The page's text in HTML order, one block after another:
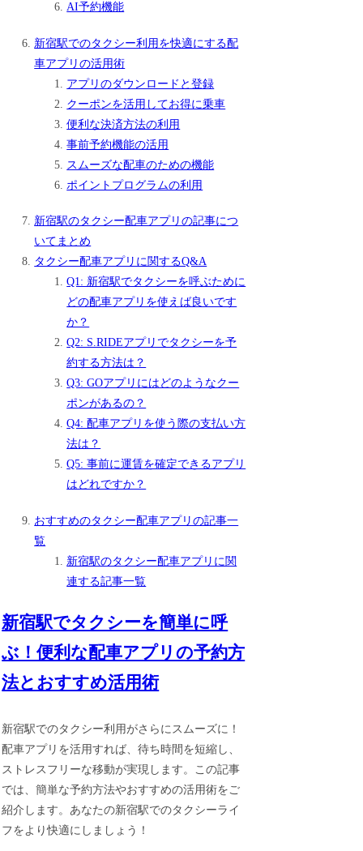
AI予約機能
新宿駅でのタクシー利用を快適にする配
車アプリの活用術
アプリのダウンロードと登録
クーポンを活用してお得に乗車
便利な決済方法の利用
事前予約機能の活用
スムーズな配車のための機能
ポイントプログラムの利用
新宿駅のタクシー配車アプリの記事につ
いてまとめ
タクシー配車アプリに関するQ&A
Q1: 新宿駅でタクシーを呼ぶために
どの配車アプリを使えば良いです
か？
Q2: S.RIDEアプリでタクシーを予
約する方法は？
Q3: GOアプリにはどのようなクー
ポンがあるの？
Q4: 配車アプリを使う際の支払い方
法は？
Q5: 事前に運賃を確定できるアプリ
はどれですか？
おすすめのタクシー配車アプリの記事一
覧
新宿駅のタクシー配車アプリに関
連する記事一覧
新宿駅でタクシーを簡単に呼
ぶ！便利な配車アプリの予約方
法とおすすめ活用術
新宿駅でのタクシー利用がさらにスムーズに！
配車アプリを活用すれば、待ち時間を短縮し、
ストレスフリーな移動が実現します。この記事
では、簡単な予約方法やおすすめの活用術をご
紹介します。あなたの新宿駅でのタクシーライ
フをより快適にしましょう！